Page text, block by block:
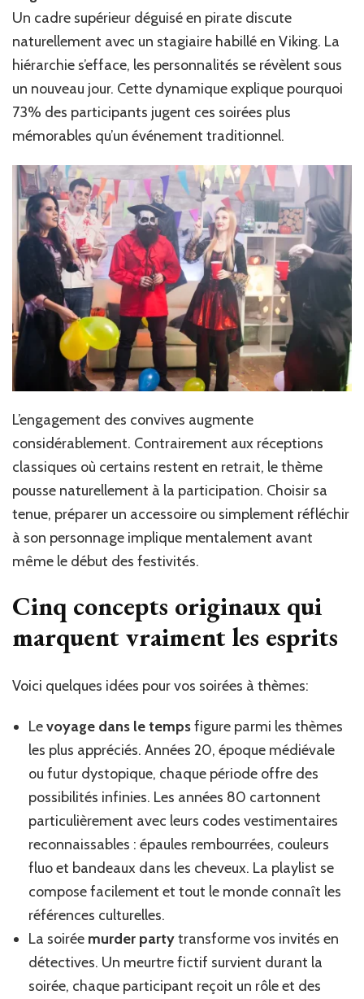
Un cadre supérieur déguisé en pirate discute
naturellement avec un stagiaire habillé en Viking. La
hiérarchie s’efface, les personnalités se révèlent sous
un nouveau jour. Cette dynamique explique pourquoi
73% des participants jugent ces soirées plus
mémorables qu’un événement traditionnel.
L’engagement des convives augmente
considérablement. Contrairement aux réceptions
classiques où certains restent en retrait, le thème
pousse naturellement à la participation. Choisir sa
tenue, préparer un accessoire ou simplement réfléchir
à son personnage implique mentalement avant
même le début des festivités.
Cinq concepts originaux qui
marquent vraiment les esprits
Voici quelques idées pour vos soirées à thèmes:
Levoyage dans le tempsfigure parmi les thèmes
les plus appréciés. Années 20, époque médiévale
ou futur dystopique, chaque période offre des
possibilités infinies. Les années 80 cartonnent
particulièrement avec leurs codes vestimentaires
reconnaissables : épaules rembourrées, couleurs
fluo et bandeaux dans les cheveux. La playlist se
compose facilement et tout le monde connaît les
références culturelles.
La soirée murder partytransforme vos invités en
détectives. Un meurtre fictif survient durant la
soirée, chaque participant reçoit un rôle et des